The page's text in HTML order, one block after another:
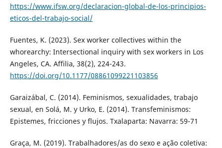
https://www.ifsw.org/declaracion-global-de-los-principios-
eticos-del-trabajo-social/
Fuentes, K. (2023). Sex worker collectives within the
whorearchy: Intersectional inquiry with sex workers in Los
Angeles, CA. Affilia, 38(2), 224-243.
https://doi.org/10.1177/08861099221103856
Garaizábal, C. (2014). Feminismos, sexualidades, trabajo
sexual, en Solá, M. y Urko, E. (2014). Transfeminismos:
Epistemes, fricciones y flujos. Txalaparta: Navarra: 59-71
Graça, M. (2019). Trabalhadores/as do sexo e ação coletiva: